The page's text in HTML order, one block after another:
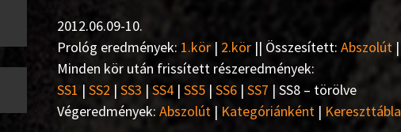
2012.06.09-10.
Prológ eredmények: 1.kör | 2.kör || Összesített: Abszolút|
Minden kör után frissített részeredmények:
SS1 | SS2 | SS3 | SS4 | SS5 | SS6 | SS7 | SS8 – törölve
Végeredmények: Abszolút | Kategóriánként | Kereszttábla